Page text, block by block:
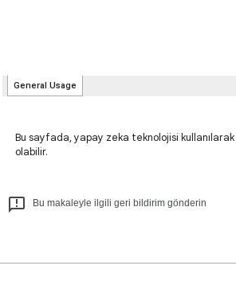
Bu sayfada, yapay zeka teknolojisi
olabilir.
Bu makaleyle ilgili geri bildirim gönderin